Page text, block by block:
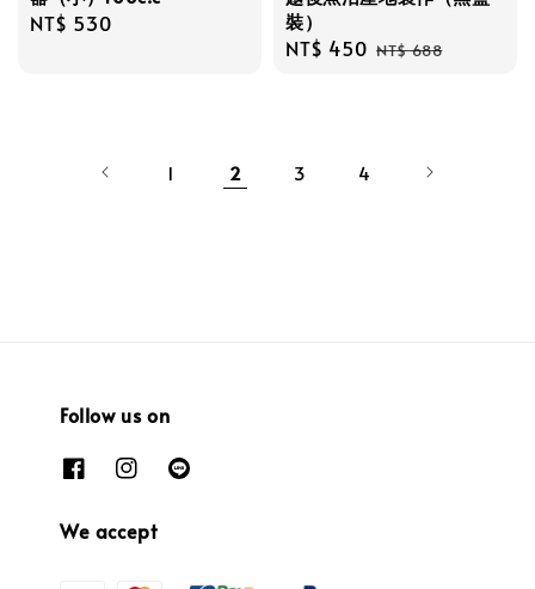
Regular
NT$ 530
裝）
Sale
NT$ 450 Regular
NT$ 688
1 2 3 4
Follow us on
We accept